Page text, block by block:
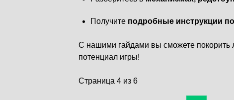
Получите подробные инструкции
С нашими гайдами вы сможете покорить
потенциал игры!
Страница 4 из 6